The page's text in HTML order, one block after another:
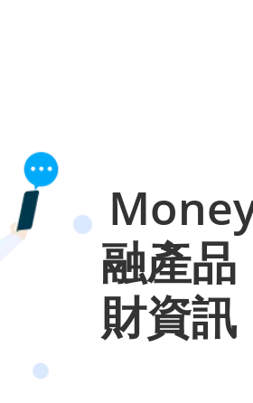
融產品
財資訊